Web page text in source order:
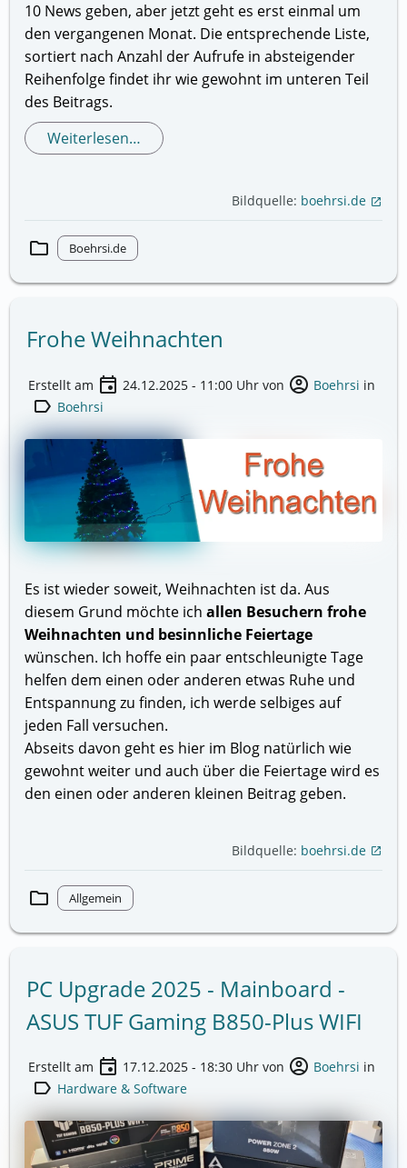
10 News geben, aber jetzt geht es erst einmal um
den vergangenen Monat. Die entsprechende Liste,
sortiert nach Anzahl der Aufrufe in absteigender
Reihenfolge findet ihr wie gewohnt im unteren Teil
des Beitrags.
Weiterlesen…
Bildquelle: boehrsi.de open_in_new
folder Boehrsi.de
Frohe Weihnachten
Erstellt am event 24.12.2025 - 11:00 Uhr von account_circle Boehrsi in
label Boehrsi
Es ist wieder soweit, Weihnachten ist da. Aus
diesem Grund möchte ichallen Besuchern frohe
Weihnachten und besinnliche Feiertage
wünschen. Ich hoffe ein paar entschleunigte Tage
helfen dem einen oder anderen etwas Ruhe und
Entspannung zu finden, ich werde selbiges auf
jeden Fall versuchen.
Abseits davon geht es hier im Blog natürlich wie
gewohnt weiter und auch über die Feiertage wird es
den einen oder anderen kleinen Beitrag geben.
Bildquelle: boehrsi.de open_in_new
folder Allgemein
PC Upgrade 2025 - Mainboard -
ASUS TUF Gaming B850-Plus WIFI
Erstellt am event 17.12.2025 - 18:30 Uhr von account_circle Boehrsi in
label Hardware & Software